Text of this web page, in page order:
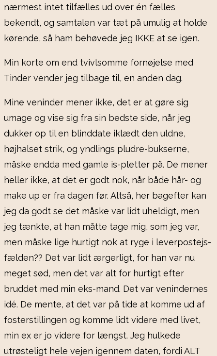
nærmest intet tilfælles ud over én fælles
bekendt, og samtalen var tæt på umulig at holde
kørende, så ham behøvede jeg IKKE at se igen.
Min korte om end tvivlsomme fornøjelse med
Tinder vender jeg tilbage til, en anden dag.
Mine veninder mener ikke, det er at gøre sig
umage og vise sig fra sin bedste side, når jeg
dukker op til en blinddate iklædt den uldne,
højhalset strik, og yndlings pludre-bukserne,
måske endda med gamle is-pletter på. De mener
heller ikke, at det er godt nok, når både hår- og
make up er fra dagen før. Altså, her bagefter kan
jeg da godt se det måske var lidt uheldigt, men
jeg tænkte, at han måtte tage mig, som jeg var,
men måske lige hurtigt nok at ryge i leverpostejs-
fælden?? Det var lidt ærgerligt, for han var nu
meget sød, men det var alt for hurtigt efter
bruddet med min eks-mand. Det var venindernes
idé. De mente, at det var på tide at komme ud af
fosterstillingen og komme lidt videre med livet,
min ex er jo videre for længst. Jeg hulkede
utrøsteligt hele vejen igennem daten, fordi ALT